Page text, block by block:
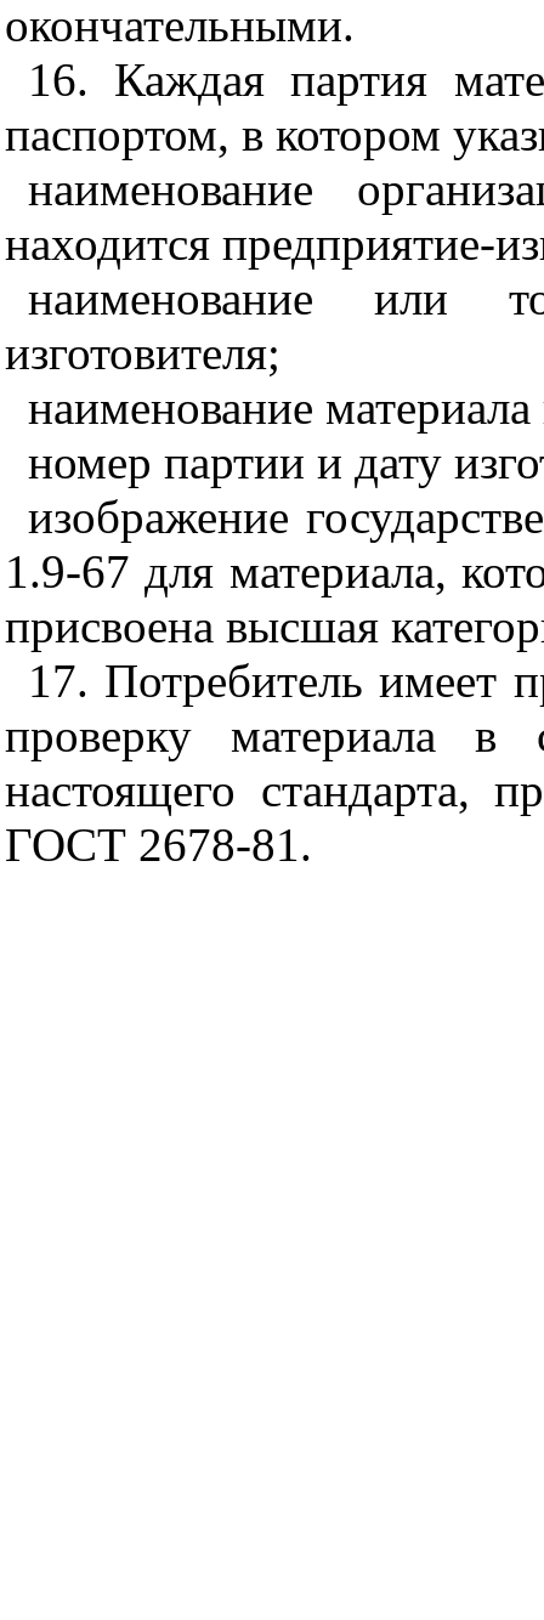
окончательными.
16. Каждая партия
паспортом, в котором
наименование
находится предприятие-
наименование или
изготовителя;
наименование
номер партии и дату
изображение
1.9-67 для материала,
присвоена высшая
17. Потребитель имеет
проверку материала в
настоящего стандарта,
ГОСТ 2678-81.